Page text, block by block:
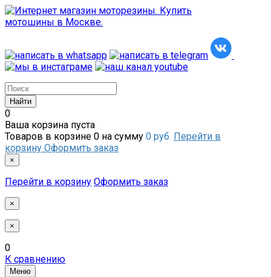
0
Ваша корзина пуста
Товаров в корзине 0 на сумму 0 руб. Перейти в
корзину Оформить заказ
×
Перейти в корзину Оформить заказ
×
×
0
К сравнению
Меню